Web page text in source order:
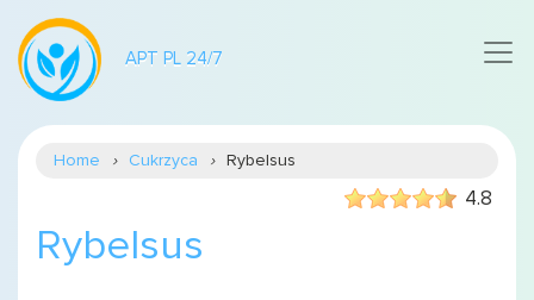
APT PL 24/7
Home Cukrzyca Rybelsus
Rybelsus
4.8